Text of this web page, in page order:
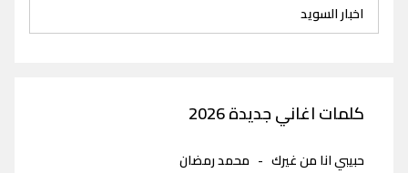
اخبار السويد
كلمات اغاني جديدة 2026
حبيبي انا من غيرك - محمد رمضان